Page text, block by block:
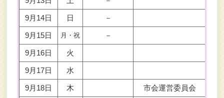
9月14日 日 －
9月15日 月・祝 －
9月16日 火
9月17日 水
9月18日 木 市会運営委員会